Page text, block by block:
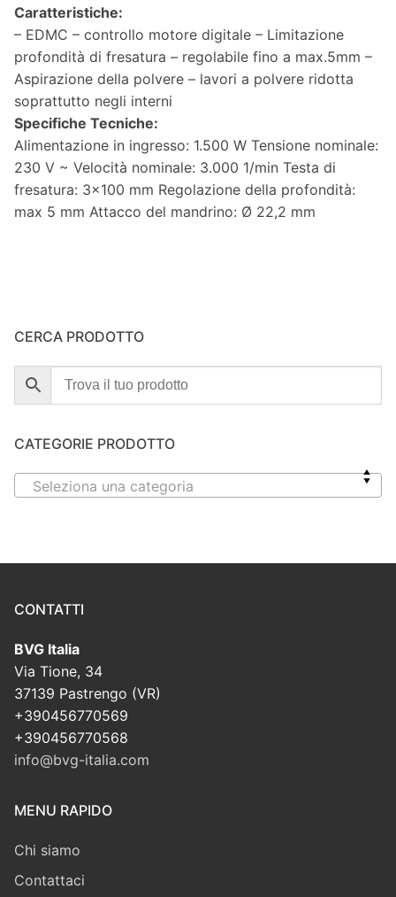
Caratteristiche:
– EDMC – controllo motore digitale – Limitazione
profondità di fresatura – regolabile fino a max.5mm –
Aspirazione della polvere – lavori a polvere ridotta
soprattutto negli interni
Specifiche Tecniche:
Alimentazione in ingresso: 1.500 W Tensione nominale:
230 V ~ Velocità nominale: 3.000 1/min Testa di
fresatura: 3×100 mm Regolazione della profondità:
max 5 mm Attacco del mandrino: Ø 22,2 mm
CERCA PRODOTTO
CATEGORIE PRODOTTO
Seleziona una categoria
CONTATTI
BVG Italia
Via Tione, 34
37139 Pastrengo (VR)
+390456770569
+390456770568
info@bvg-italia.com
MENU RAPIDO
Chi siamo
Contattaci